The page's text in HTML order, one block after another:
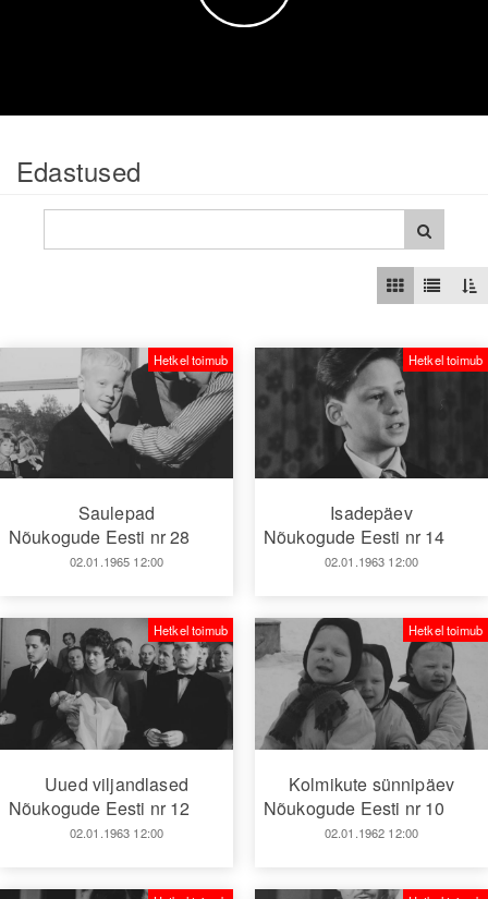
Edastused
Saulepad
Nõukogude Eesti nr 28
02.01.1965 12:00
Hetkel toimub
Isadepäev
Nõukogude Eesti nr 14
02.01.1963 12:00
Hetkel toimub
Uued viljandlased
Nõukogude Eesti nr 12
02.01.1963 12:00
Hetkel toimub
Kolmikute sünnipäev
Nõukogude Eesti nr 10
02.01.1962 12:00
Hetkel toimub